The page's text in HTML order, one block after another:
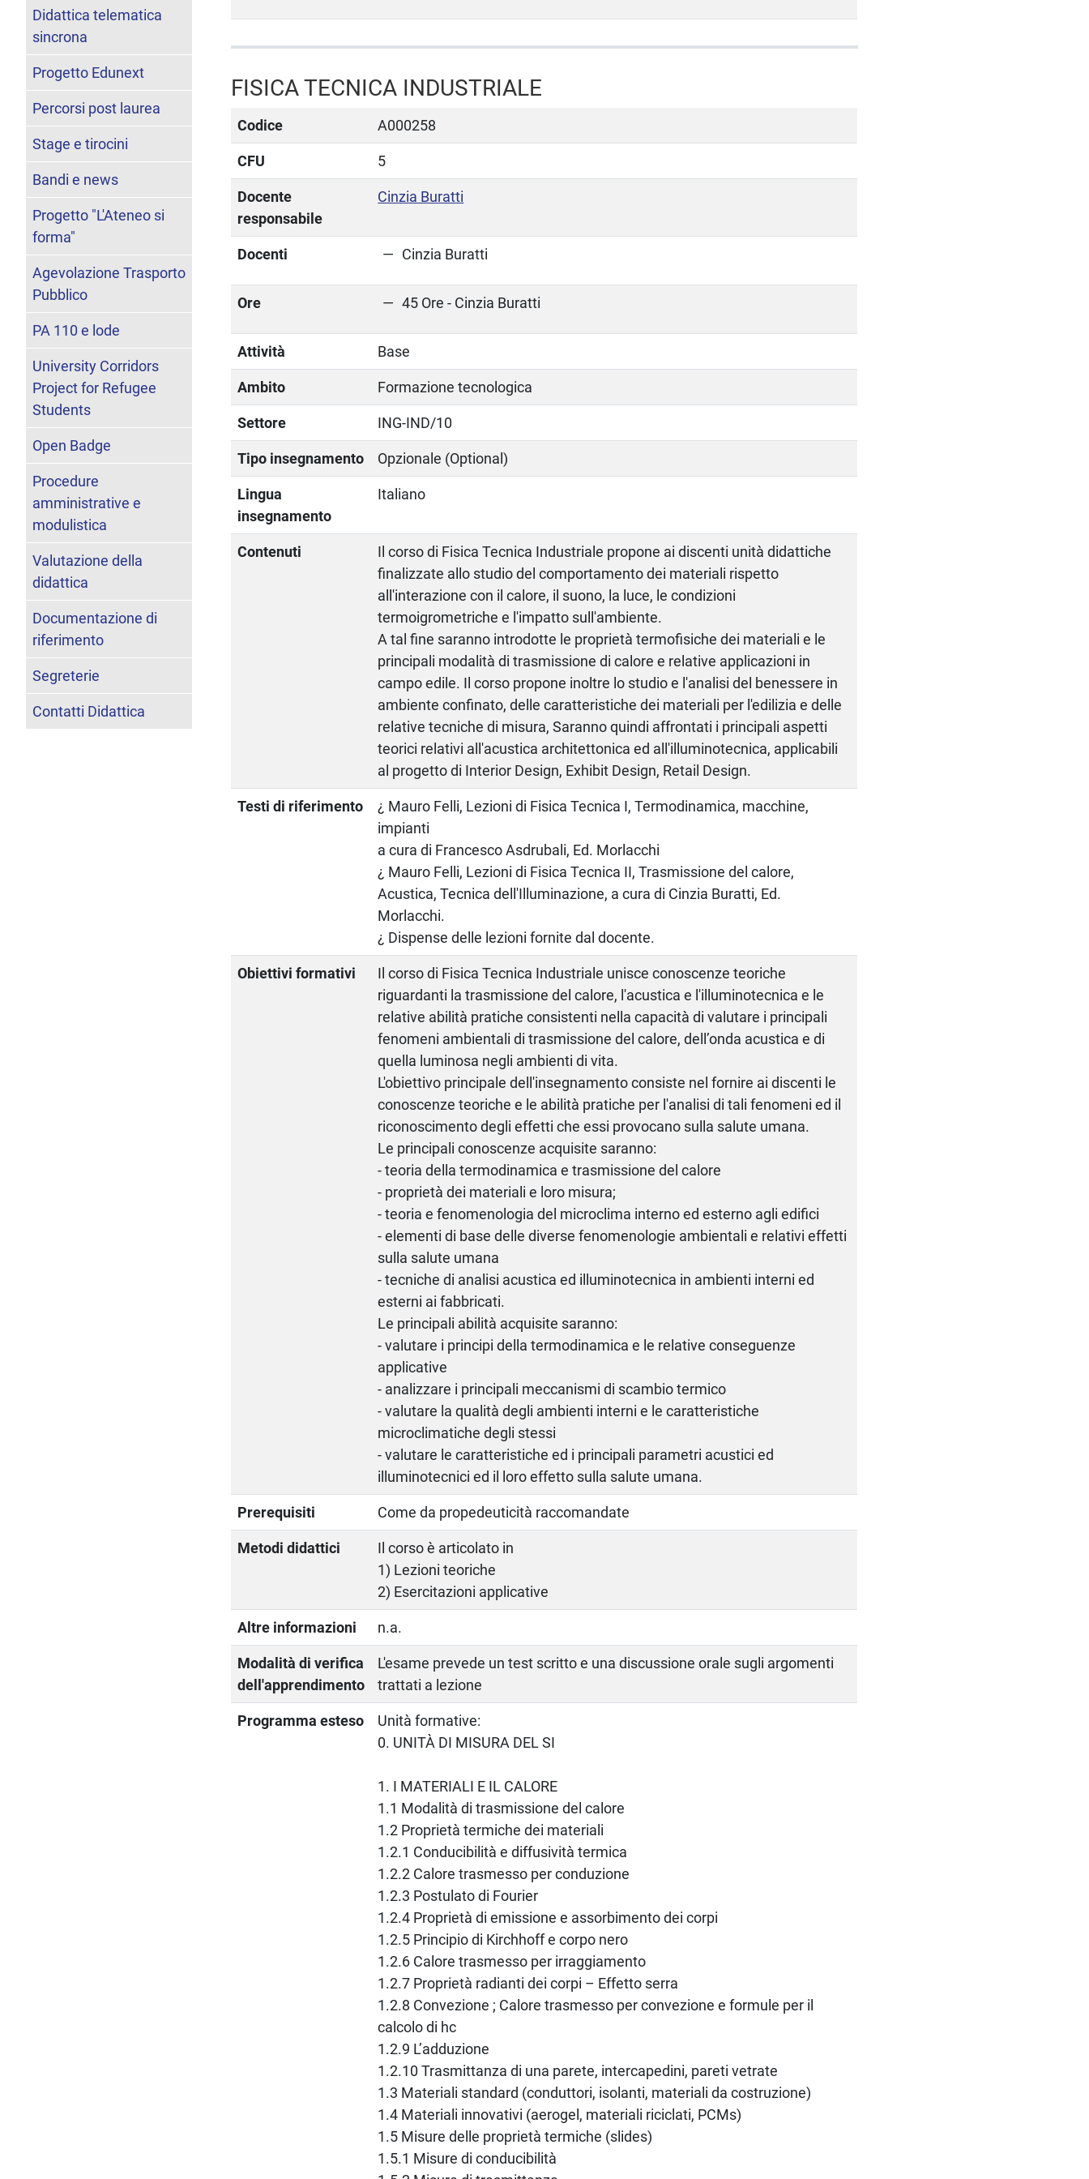
FISICA TECNICA INDUSTRIALE
Codice A000258
CFU 5
Docente
responsabile
Cinzia Buratti
Docenti Cinzia Buratti
Ore 45 Ore - Cinzia Buratti
Attività Base
Ambito Formazione tecnologica
Settore ING-IND/10
Tipo insegnamento Opzionale (Optional)
Lingua
insegnamento
Italiano
Contenuti
Il corso di Fisica Tecnica Industriale propone ai discenti unità didattiche
finalizzate allo studio del comportamento dei materiali rispetto
all'interazione con il calore, il suono, la luce, le condizioni
termoigrometriche e l'impatto sull'ambiente.
A tal fine saranno introdotte le proprietà termofisiche dei materiali e le
principali modalità di trasmissione di calore e relative applicazioni in
campo edile. Il corso propone inoltre lo studio e l'analisi del benessere in
ambiente confinato, delle caratteristiche dei materiali per l'edilizia e delle
relative tecniche di misura, Saranno quindi affrontati i principali aspetti
teorici relativi all'acustica architettonica ed all'illuminotecnica, applicabili
al progetto di Interior Design, Exhibit Design, Retail Design.
Testi di riferimento
¿ Mauro Felli, Lezioni di Fisica Tecnica I, Termodinamica, macchine,
impianti
a cura di Francesco Asdrubali, Ed. Morlacchi
¿ Mauro Felli, Lezioni di Fisica Tecnica II, Trasmissione del calore,
Acustica, Tecnica dell'Illuminazione, a cura di Cinzia Buratti, Ed.
Morlacchi.
¿ Dispense delle lezioni fornite dal docente.
Obiettivi formativi
Il corso di Fisica Tecnica Industriale unisce conoscenze teoriche
riguardanti la trasmissione del calore, l'acustica e l'illuminotecnica e le
relative abilità pratiche consistenti nella capacità di valutare i principali
fenomeni ambientali di trasmissione del calore, dell’onda acustica e di
quella luminosa negli ambienti di vita.
L'obiettivo principale dell'insegnamento consiste nel fornire ai discenti le
conoscenze teoriche e le abilità pratiche per l'analisi di tali fenomeni ed il
riconoscimento degli effetti che essi provocano sulla salute umana.
Le principali conoscenze acquisite saranno:
- teoria della termodinamica e trasmissione del calore
- proprietà dei materiali e loro misura;
- teoria e fenomenologia del microclima interno ed esterno agli edifici
- elementi di base delle diverse fenomenologie ambientali e relativi effetti
sulla salute umana
- tecniche di analisi acustica ed illuminotecnica in ambienti interni ed
esterni ai fabbricati.
Le principali abilità acquisite saranno:
- valutare i principi della termodinamica e le relative conseguenze
applicative
- analizzare i principali meccanismi di scambio termico
- valutare la qualità degli ambienti interni e le caratteristiche
microclimatiche degli stessi
- valutare le caratteristiche ed i principali parametri acustici ed
illuminotecnici ed il loro effetto sulla salute umana.
Prerequisiti Come da propedeuticità raccomandate
Metodi didattici
Il corso è articolato in
1) Lezioni teoriche
2) Esercitazioni applicative
Altre informazioni n.a.
Modalità di verifica
dell'apprendimento
L'esame prevede un test scritto e una discussione orale sugli argomenti
trattati a lezione
Programma esteso
Unità formative:
0. UNITÀ DI MISURA DEL SI
1. I MATERIALI E IL CALORE
1.1 Modalità di trasmissione del calore
1.2 Proprietà termiche dei materiali
1.2.1 Conducibilità e diffusività termica
1.2.2 Calore trasmesso per conduzione
1.2.3 Postulato di Fourier
1.2.4 Proprietà di emissione e assorbimento dei corpi
1.2.5 Principio di Kirchhoff e corpo nero
1.2.6 Calore trasmesso per irraggiamento
1.2.7 Proprietà radianti dei corpi – Effetto serra
1.2.8 Convezione ; Calore trasmesso per convezione e formule per il
calcolo di hc
1.2.9 L’adduzione
1.2.10 Trasmittanza di una parete, intercapedini, pareti vetrate
1.3 Materiali standard (conduttori, isolanti, materiali da costruzione)
1.4 Materiali innovativi (aerogel, materiali riciclati, PCMs)
1.5 Misure delle proprietà termiche (slides)
1.5.1 Misure di conducibilità
Didattica telematica
sincrona
Progetto Edunext
Percorsi post laurea
Stage e tirocini
Bandi e news
Progetto "L'Ateneo si
forma"
Agevolazione Trasporto
Pubblico
PA 110 e lode
University Corridors
Project for Refugee
Students
Open Badge
Procedure
amministrative e
modulistica
Valutazione della
didattica
Documentazione di
riferimento
Segreterie
Contatti Didattica